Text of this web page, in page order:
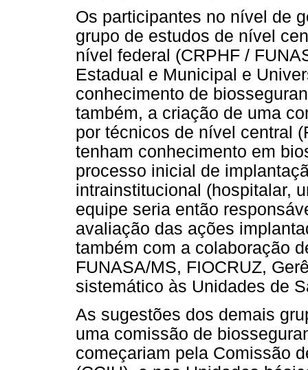
Os participantes no nível de
grupo de estudos de nível
nível federal (CRPHF /
Estadual e Municipal e
conhecimento de
também, a criação de uma
por técnicos de nível central
tenham conhecimento em
processo inicial de
intrainstitucional (hospitalar,
equipe seria então
avaliação das ações
também com a colaboração
FUNASA/MS, FIOCRUZ,
sistemático às Unidades de
As sugestões dos demais
uma comissão de
começariam pela Comissão